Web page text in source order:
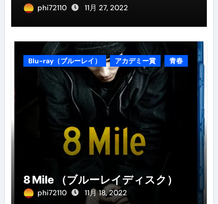
phi72110 11月 27, 2022
Blu-ray（ブルーレイ） アカデミー賞 青春
8 Mile （ブルーレイディスク）
phi72110 11月 18, 2022